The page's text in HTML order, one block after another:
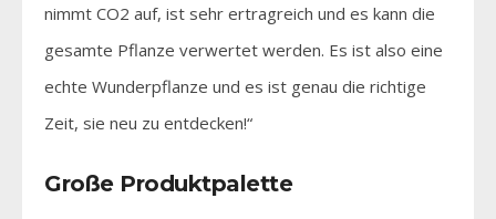
nimmt CO2 auf, ist sehr ertragreich und es kann die
gesamte Pflanze verwertet werden. Es ist also eine
echte Wunderpflanze und es ist genau die richtige
Zeit, sie neu zu entdecken!“
Große Produktpalette